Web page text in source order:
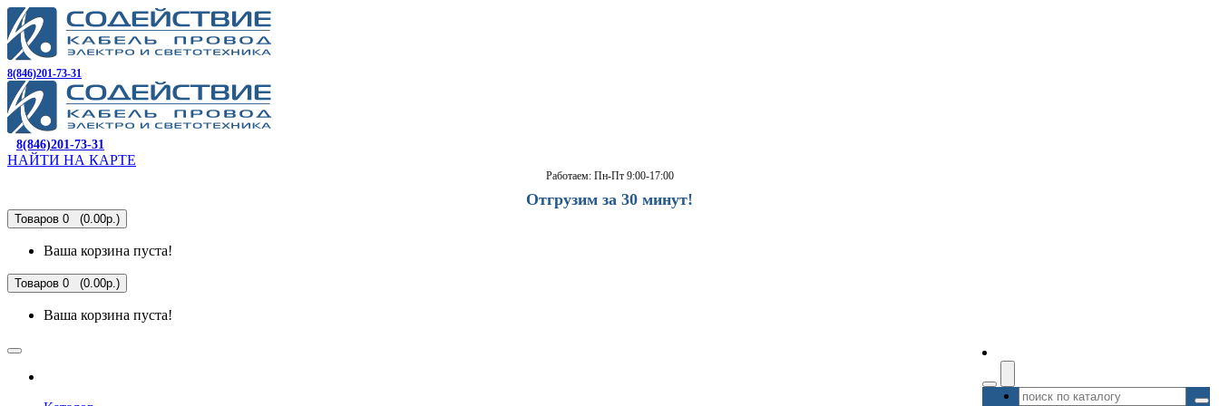
8(846)201-73-31
8(846)201-73-31
НАЙТИ НА КАРТЕ
Работаем: Пн-Пт 9:00-17:00
Отгрузим за 30 минут!
Товаров 0 (0.00р.)
Ваша корзина пуста!
Товаров 0 (0.00р.)
Ваша корзина пуста!